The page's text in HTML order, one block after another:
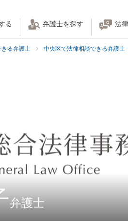
る 弁護士を探す 法
る弁護士 中央区で法律相談できる弁護士
弁護士